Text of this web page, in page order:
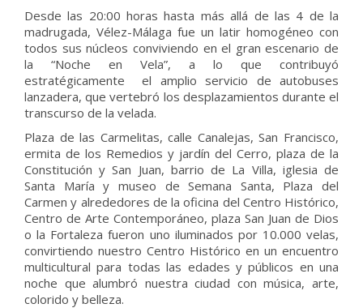
Desde las 20:00 horas hasta más allá de las 4 de la
madrugada, Vélez-Málaga fue un latir homogéneo con
todos sus núcleos conviviendo en el gran escenario de
la “Noche en Vela”, a lo que contribuyó
estratégicamente el amplio servicio de autobuses
lanzadera, que vertebró los desplazamientos durante el
transcurso de la velada.
Plaza de las Carmelitas, calle Canalejas, San Francisco,
ermita de los Remedios y jardín del Cerro, plaza de la
Constitución y San Juan, barrio de La Villa, iglesia de
Santa María y museo de Semana Santa, Plaza del
Carmen y alrededores de la oficina del Centro Histórico,
Centro de Arte Contemporáneo, plaza San Juan de Dios
o la Fortaleza fueron uno iluminados por 10.000 velas,
convirtiendo nuestro Centro Histórico en un encuentro
multicultural para todas las edades y públicos en una
noche que alumbró nuestra ciudad con música, arte,
colorido y belleza.